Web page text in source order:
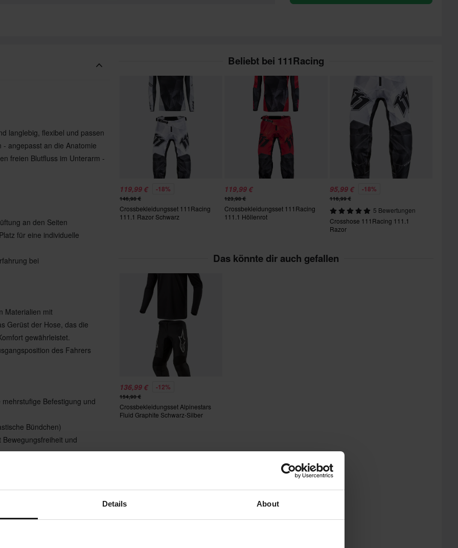
Details About
langlebig, flexibel und passen
angepasst an die Anatomie
freien Blutfluss im Unterarm -
an den Seiten
für eine individuelle
bei
Materialien mit
Gerüst der Hose, das die
gewährleistet.
des Fahrers
Befestigung und
Bündchen)
Bewegungsfreiheit und
wasserdichter Oberfläche,
sorgt Nach dem
Wahrscheinlich das beste
charakteristische Rip-Stop-
das Eindringen von
schnell während der
Beliebt bei 111Racing
119,99 € -18%
146,98 €
Crossbekleidungsset 111Racing
111.1 Razor Schwarz
119,99 €
123,98 €
Crossbekleidungsset 111Racing
111.1 Höllenrot
95,99 € -18%
116,99 €
5 Bewertungen
Crosshose 111Racing 111.1
Razor
Das könnte dir auch gefallen
136,99 € -12%
154,90 €
Crossbekleidungsset Alpinestars
Fluid Graphite Schwarz-Silber